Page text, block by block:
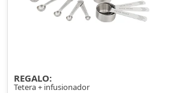
REGALO:
Tetera + infusionador